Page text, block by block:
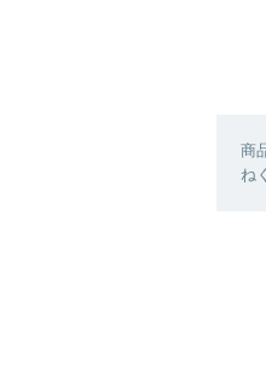
商
ね